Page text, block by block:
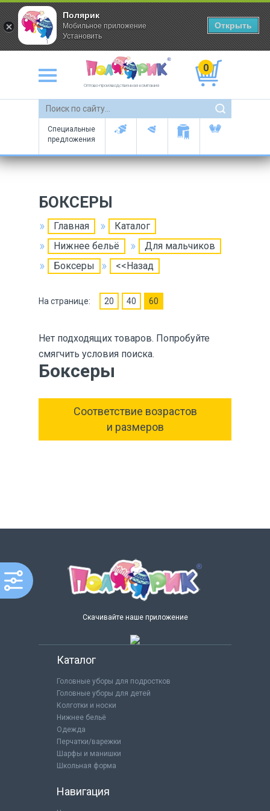
Оптово-производственная компания
0
Специальные
предложения
БОКСЕРЫ
Главная
Каталог
Нижнее бельё
Для мальчиков
Боксеры
<<Назад
На странице: 20 40 60
Нет подходящих товаров. Попробуйте
смягчить условия поиска.
Боксеры
Соответствие возрастов
и размеров
Скачивайте наше приложение
Каталог
Головные уборы для подростков
Головные уборы для детей
Колготки и носки
Нижнее бельё
Одежда
Перчатки/варежки
Шарфы и манишки
Школьная форма
Навигация
Полярик
Мобильное приложение
Установить
Открыть